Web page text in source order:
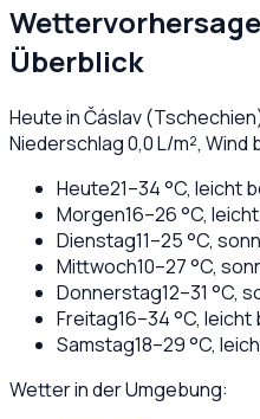
Wettervorhersage
Überblick
Heute inČáslav(Tschechien
Niederschlag0,0L/m², Wind
Heute21–34°C, leicht
Morgen16–26°C,
Dienstag11–25°C,
Mittwoch10–27°C,
Donnerstag12–31 °C,
Freitag16–34°C, leicht
Samstag18–29°C,
Wetter in der Umgebung: